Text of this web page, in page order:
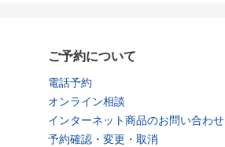
ご予約について
電話予約
オンライン相談
インターネット商品のお問い合わせ
予約確認・変更・取消